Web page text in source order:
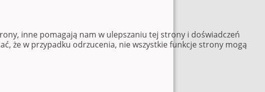
inne pomagają nam w ulepszaniu tej strony i doświadczeń
że w przypadku odrzucenia, nie wszystkie funkcje strony mogą